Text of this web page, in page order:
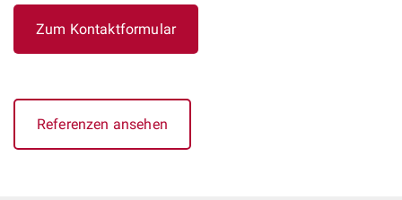
Zum Kontaktformular
Referenzen ansehen